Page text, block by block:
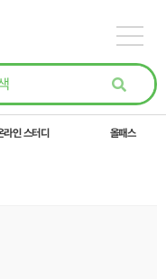
라인 스터디 올패스